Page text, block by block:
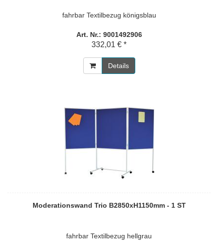
fahrbar Textilbezug königsblau
Art. Nr.: 9001492906
332,01 € *
Details
Moderationswand Trio B2850xH1150mm - 1 ST
fahrbar Textilbezug hellgrau